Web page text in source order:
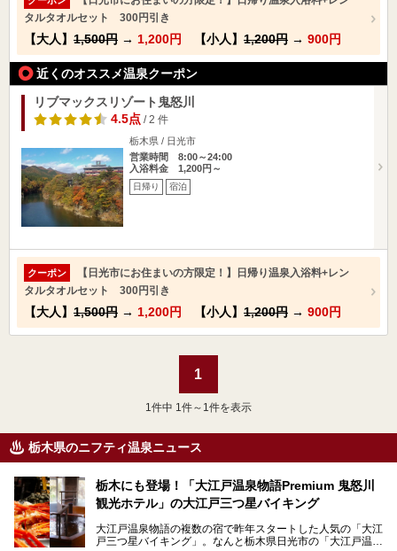
タルタオルセット 300円引き
【大人】 1,500円 → 1,200円 【小人】 1,200円 → 900円
近くのオススメ温泉クーポン
リブマックスリゾート鬼怒川
4.5点/ 2 件
栃木県 / 日光市
営業時間 8:00～24:00
入浴料金 1,200円～
日帰り 宿泊
クーポン
【日光市にお住まいの方限定！】日帰り温泉入浴料+レン
タルタオルセット 300円引き
【大人】 1,500円 → 1,200円 【小人】 1,200円 → 900円
1
1 件中 1件～1件を表示
栃木県のニフティ温泉ニュース
栃木にも登場！「大江戸温泉物語Premium 鬼怒川
観光ホテル」の大江戸三つ星バイキング
大江戸温泉物語の複数の宿で昨年スタートした人気の「大江
戸三つ星バイキング」。なんと栃木県日光市の「大江戸温泉